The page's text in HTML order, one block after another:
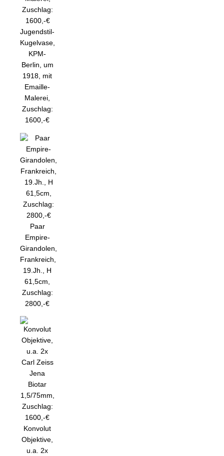
Jugendstil-
Kugelvase,
KPM-
Berlin, um
1918, mit
Emaille-
Malerei,
Zuschlag:
1600,-€
Paar
Empire-
Girandolen,
Frankreich,
19.Jh., H
61,5cm,
Zuschlag:
2800,-€
Konvolut
Objektive,
u.a. 2x